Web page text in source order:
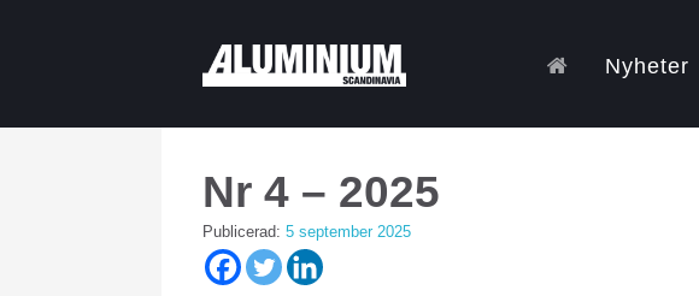
Nyheter
Nr 4 – 2025
Publicerad:5 september 2025